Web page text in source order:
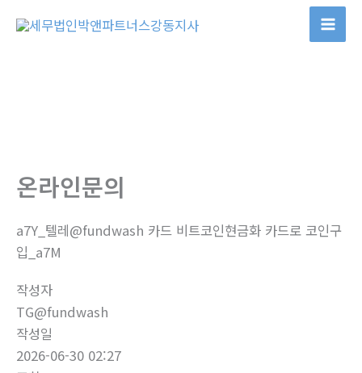
온라인문의
a7Y_텔레@fundwash 카드 비트코인현금화 카드로 코인구
입_a7M
작성자
TG@fundwash
작성일
2026-06-30 02:27